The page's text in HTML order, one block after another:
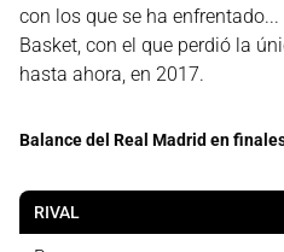
con los que se ha
Basket, con el que perdió la
hasta ahora, en 2017.
Balance del Real Madrid en
RIVAL